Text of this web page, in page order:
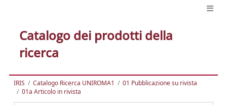
Catalogo dei prodotti della
ricerca
IRIS Catalogo Ricerca UNIROMA1
01 Pubblicazione su rivista
01a Articolo in rivista